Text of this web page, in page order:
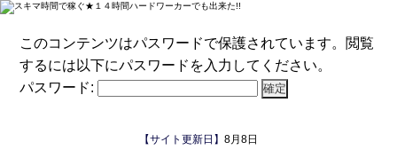
このコンテンツはパスワードで保護されています。閲覧
するには以下にパスワードを入力してください。
パスワード:
【サイト更新日】 8月8日